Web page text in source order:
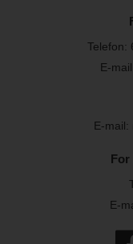
Telefon:
E-
E-mail:
For
E-